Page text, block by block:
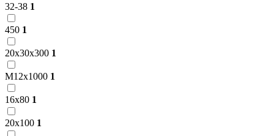
32-38 1
450 1
20x30x300 1
М12х1000 1
16х80 1
20х100 1